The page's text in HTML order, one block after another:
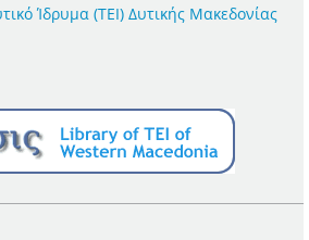
Ίδρυμα (ΤΕΙ) Δυτικής Μακεδονίας